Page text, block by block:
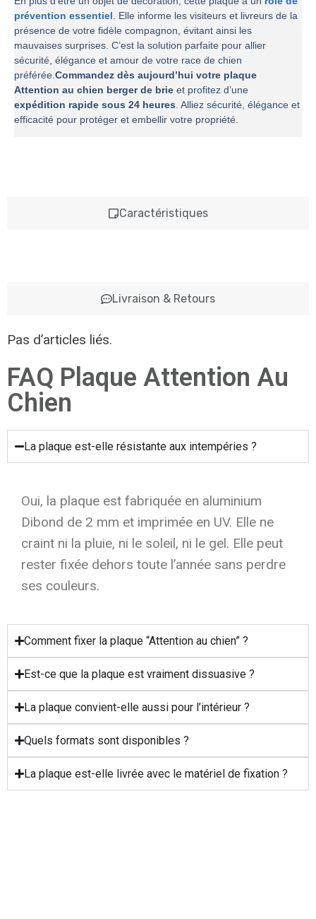
Caractéristiques
Livraison & Retours
prévention essentiel. Elle informe les visiteurs et livreurs de la
présence de votre fidèle compagnon, évitant ainsi les
mauvaises surprises. C’est la solution parfaite pour allier
sécurité, élégance et amour de votre race de chien
préférée.Commandez dès aujourd’hui votre plaque
Attention au chien berger de brie et profitez d’une
expédition rapide sous 24 heures. Alliez sécurité, élégance et
efficacité pour protéger et embellir votre propriété.
Pas d’articles liés.
FAQ Plaque Attention Au
Chien
La plaque est-elle résistante aux intempéries ?
Oui, la plaque est fabriquée en aluminium
Dibond de 2 mm et imprimée en UV. Elle ne
craint ni la pluie, ni le soleil, ni le gel. Elle peut
rester fixée dehors toute l’année sans perdre
ses couleurs.
Comment fixer la plaque “Attention au chien” ?
Est-ce que la plaque est vraiment dissuasive ?
La plaque convient-elle aussi pour l’intérieur ?
Quels formats sont disponibles ?
La plaque est-elle livrée avec le matériel de fixation ?